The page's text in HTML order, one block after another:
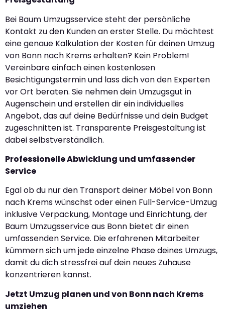
Bei Baum Umzugsservice steht der persönliche
Kontakt zu den Kunden an erster Stelle. Du möchtest
eine genaue Kalkulation der Kosten für deinen Umzug
von Bonn nach Krems erhalten? Kein Problem!
Vereinbare einfach einen kostenlosen
Besichtigungstermin und lass dich von den Experten
vor Ort beraten. Sie nehmen dein Umzugsgut in
Augenschein und erstellen dir ein individuelles
Angebot, das auf deine Bedürfnisse und dein Budget
zugeschnitten ist. Transparente Preisgestaltung ist
dabei selbstverständlich.
Professionelle Abwicklung und umfassender
Service
Egal ob du nur den Transport deiner Möbel von Bonn
nach Krems wünschst oder einen Full-Service-Umzug
inklusive Verpackung, Montage und Einrichtung, der
Baum Umzugsservice aus Bonn bietet dir einen
umfassenden Service. Die erfahrenen Mitarbeiter
kümmern sich um jede einzelne Phase deines Umzugs,
damit du dich stressfrei auf dein neues Zuhause
konzentrieren kannst.
Jetzt Umzug planen und von Bonn nach Krems
umziehen